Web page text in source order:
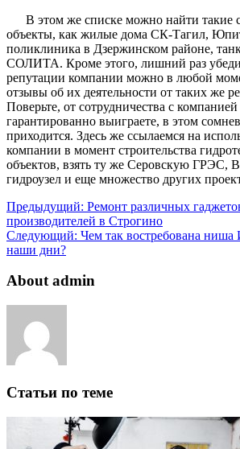
В этом же списке можно найти такие
объекты, как жилые дома СК-Тагил,
поликлиника в Дзержинском районе,
СОЛИТА. Кроме этого, лишний раз
репутации компании можно в любой
отзывы об их деятельности от таких же
Поверьте, от сотрудничества с
гарантированно выиграете, в этом
приходится. Здесь же ссылаемся на
компании в момент строительства
объектов, взять ту же Серовскую ГРЭС,
гидроузел и еще множество других
Предыдущий: Ремонт различных
производителей в Строгино
Следующий: Чем так востребована ниша
наши дни?
About admin
Статьи по теме